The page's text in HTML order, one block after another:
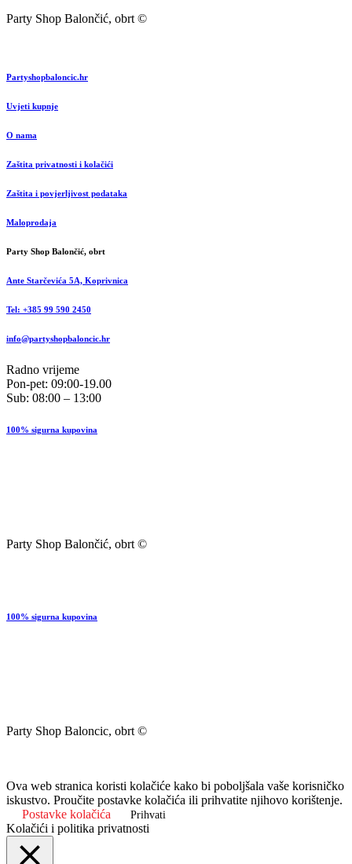
Party Shop Balončić, obrt ©
Partyshopbaloncic.hr
Uvjeti kupnje
O nama
Zaštita privatnosti i kolačići
Zaštita i povjerljivost podataka
Maloprodaja
Party Shop Balončić, obrt
Ante Starčevića 5A, Koprivnica
Tel: +385 99 590 2450
info@partyshopbaloncic.hr
Radno vrijeme
Pon-pet: 09:00-19.00
Sub: 08:00 – 13:00
100% sigurna kupovina
Party Shop Balončić, obrt ©
100% sigurna kupovina
Party Shop Baloncic, obrt ©
Ova web stranica koristi kolačiće kako bi poboljšala vaše korisničko
iskustvo. Proučite postavke kolačića ili prihvatite njihovo korištenje.
Postavke kolačića
Prihvati
Kolačići i politika privatnosti